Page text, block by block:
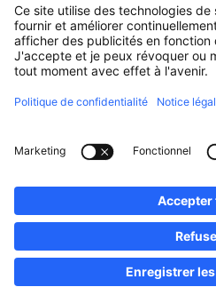
Professionnels,
Notice Légale